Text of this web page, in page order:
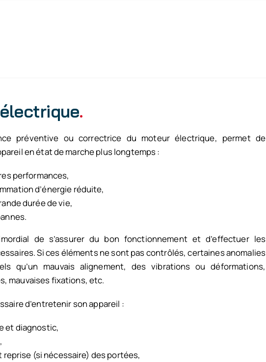
.
préventive ou correctrice du moteur électrique, permet de
en état de marche plus longtemps :
performances,
d’énergie réduite,
durée de vie,
de s’assurer du bon fonctionnement et d’effectuer les
Si ces éléments ne sont pas contrôlés, certaines anomalies
els qu’un mauvais alignement, des vibrations ou déformations,
mauvaises fixations, etc.
d’entretenir son appareil :
et diagnostic,
(si nécessaire) des portées,